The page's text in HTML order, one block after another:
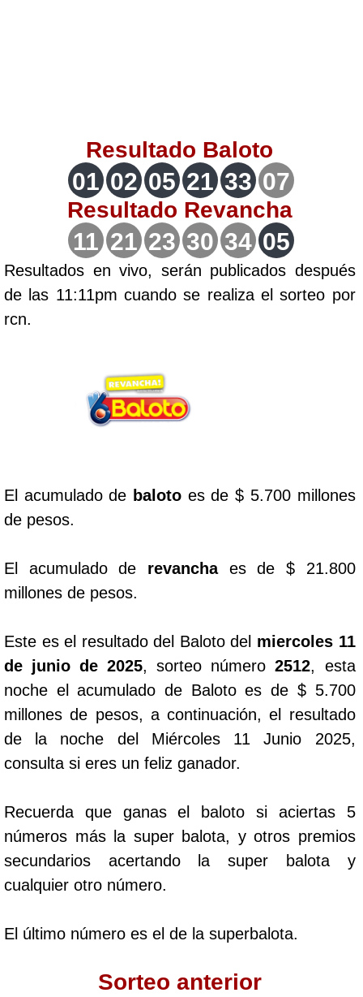
Lotería del Quindio
Lotería de Bogotá
Lotería de Risaralda
Lotería de Medellín
Lotería del Cauca
Extra de Colombia
Antioqueñita Tarde
Astro Sol
Astro Luna
Cafeterito Tarde
Caribeña Día
Caribeña Noche
Chontico Día
Chontico Noche
Resultado Baloto
01 02 05 21 33 07
Resultado Revancha
11 21 23 30 34 05
Resultados en vivo, serán publicados después
de las 11:11pm cuando se realiza el sorteo por
rcn.
El acumulado de baloto es de $ 5.700 millones
de pesos.
El acumulado de revanchaes de $ 21.800
millones de pesos.
Este es el resultado del Baloto del miercoles 11
de junio de 2025, sorteo número2512, esta
noche el acumulado de Baloto es de $ 5.700
millones de pesos, a continuación, el resultado
de la noche del Miércoles 11 Junio 2025,
consulta si eres un feliz ganador.
Recuerda que ganas el baloto si aciertas 5
números más la super balota, y otros premios
secundarios acertando la super balota y
cualquier otro número.
El último número es el de la superbalota.
Sorteo anterior